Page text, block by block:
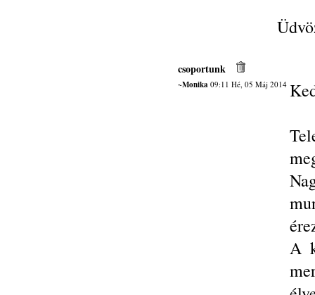
csoportunk
~Monika09:11 Hé, 05 Máj 2014
A